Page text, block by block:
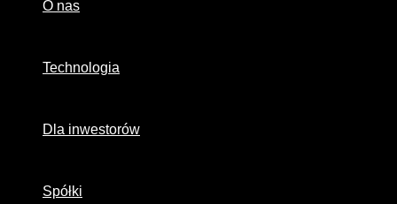
O nas
Technologia
Dla inwestorów
Spółki